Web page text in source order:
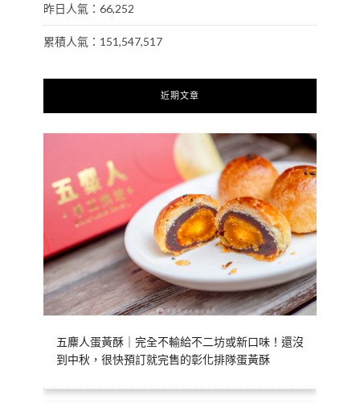
昨日人氣：66,252
累積人氣：151,547,517
近期文章
五麋人蛋黃酥｜完全不輸給不二坊或新口味！還沒
到中秋，很快預訂就完售的彰化排隊蛋黃酥